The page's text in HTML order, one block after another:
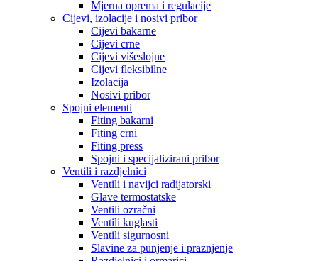
Mjerna oprema i regulacije
Cijevi, izolacije i nosivi pribor
Cijevi bakarne
Cijevi crne
Cijevi višeslojne
Cijevi fleksibilne
Izolacija
Nosivi pribor
Spojni elementi
Fiting bakarni
Fiting crni
Fiting press
Spojni i specijalizirani pribor
Ventili i razdjelnici
Ventili i navijci radijatorski
Glave termostatske
Ventili ozračni
Ventili kuglasti
Ventili sigurnosni
Slavine za punjenje i praznjenje